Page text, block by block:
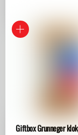
Giftbox Grunneger